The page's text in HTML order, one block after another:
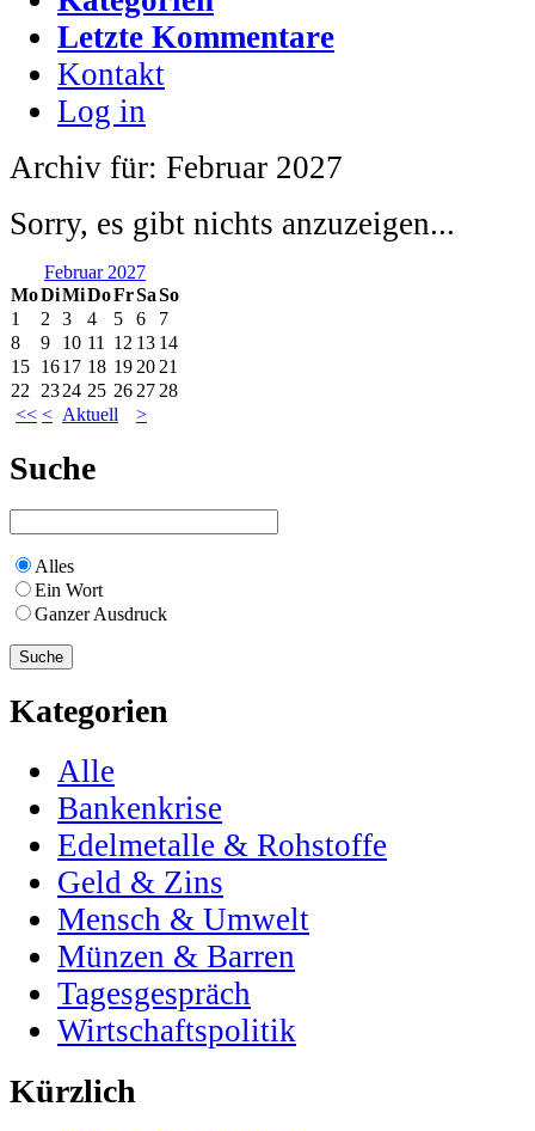
Letzte Kommentare
Kontakt
Log in
Archiv für: Februar 2027
Sorry, es gibt nichts anzuzeigen...
Februar 2027
MoDiMiDoFrSaSo
<< < Aktuell >
1 2 3 4 5 6
7
8
9 10 11 12 13 14
15 1617 18 19 20 21
22
2324 25 26 27 28
Suche
Alles
Ein Wort
Ganzer Ausdruck
Kategorien
Alle
Bankenkrise
Edelmetalle & Rohstoffe
Geld & Zins
Mensch & Umwelt
Münzen & Barren
Tagesgespräch
Wirtschaftspolitik
Kürzlich